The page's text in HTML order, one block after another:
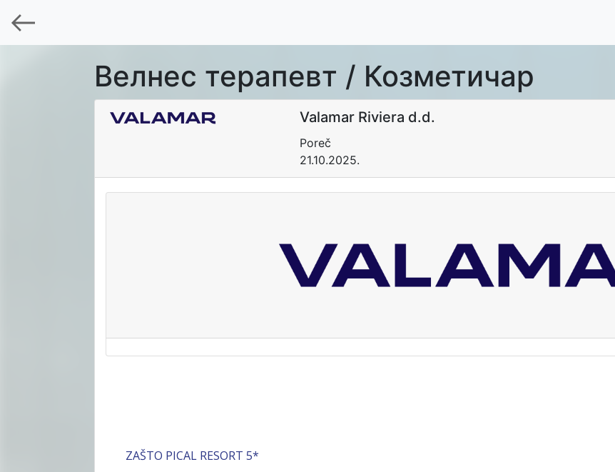
Велнес терапевт / Козметичар
Valamar Riviera d.d.
Poreč
21.10.2025.
ZAŠTO PICAL RESORT 5*